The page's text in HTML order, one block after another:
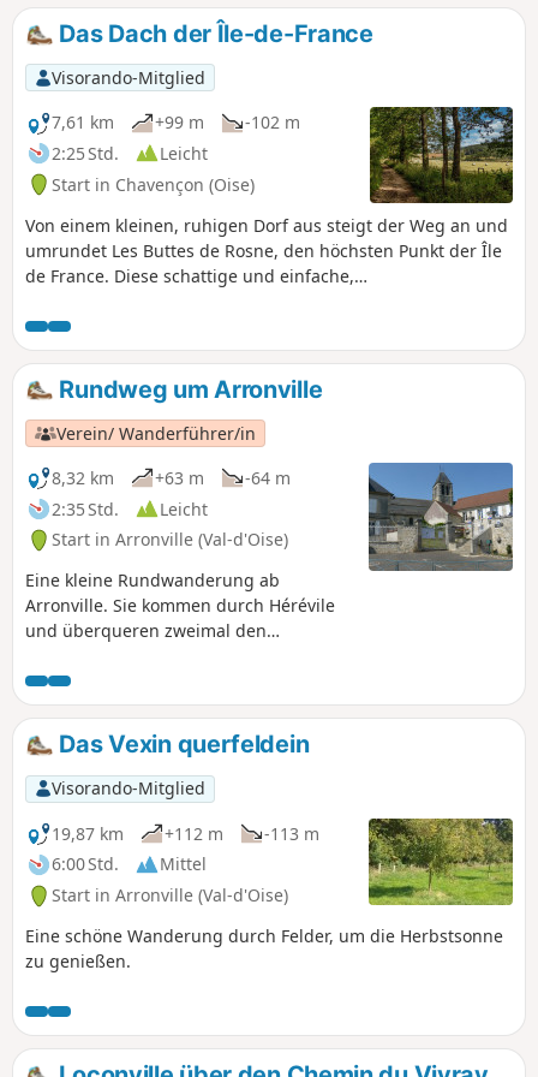
Wanderung gibt es wunderschöne
hügelige Landschaften zu entdecken.
Das Dach der Île-de-France
Visorando-Mitglied
7,61 km
+99 m
-102 m
2:25 Std.
Leicht
Start in Chavençon (Oise)
Von einem kleinen, ruhigen Dorf aus steigt der Weg an und
umrundet Les Buttes de Rosne, den höchsten Punkt der Île
de France. Diese schattige und einfache,
Kastanienwälder mit reicher Flora und Fauna führt, wird
Groß und Klein begeistern.
Rundweg um Arronville
Verein/ Wanderführer/in
8,32 km
+63 m
-64 m
2:35 Std.
Leicht
Start in Arronville (Val-d'Oise)
Eine kleine Rundwanderung ab
Arronville. Sie kommen durch Hérévile
und überqueren zweimal den
Das Vexin querfeldein
Visorando-Mitglied
19,87 km
+112 m
-113 m
6:00 Std.
Mittel
Start in Arronville (Val-d'Oise)
Eine schöne Wanderung durch Felder, um die Herbstsonne
zu genießen.